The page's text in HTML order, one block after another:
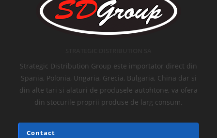
Strategic Distribution Group este importator direct din
Spania, Polonia, Ungaria, Grecia, Bulgaria, China dar si
din alte tari si alaturi de produsele autohtone, va ofera
din stocurile proprii produse de larg consum.
Contact